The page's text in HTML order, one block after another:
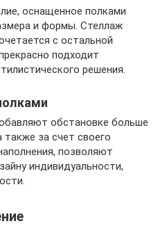
оснащенное полками
и формы. Стеллаж
с остальной
подходит
решения.
обстановке больше
также за счет своего
позволяют
индивидуальности,